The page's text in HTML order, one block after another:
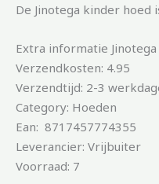
De Jinotega kinder hoed
Extra informatie
Verzendkosten: 4.95
Verzendtijd: 2-3
Category: Hoeden
Ean: 8717457774355
Leverancier: Vrijbuiter
Voorraad: 7